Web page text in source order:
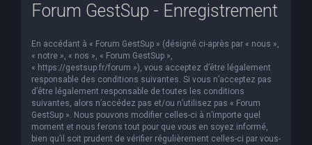
Forum GestSup - Enregistrement
En accédant à « Forum GestSup » (désigné ci-après par « nous »,
« notre », « nos », « Forum GestSup »,
« https://gestsup.fr/forum »), vous acceptez d’être légalement
responsable des conditions suivantes. Si vous n’acceptez pas
d’être légalement responsable de toutes les conditions
suivantes, alors n’accédez pas et/ou n’utilisez pas « Forum
GestSup ». Nous pouvons modifier celles-ci à n’importe quel
moment et nous ferons tout pour que vous en soyez informé,
bien qu’il soit prudent de vérifier régulièrement celles-ci par vous-